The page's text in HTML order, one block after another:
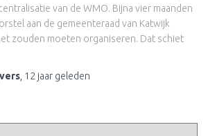
van de WMO. Bijna vier maanden
aan de gemeenteraad van Katwijk
zouden moeten organiseren. Dat schiet
, 12 jaar geleden